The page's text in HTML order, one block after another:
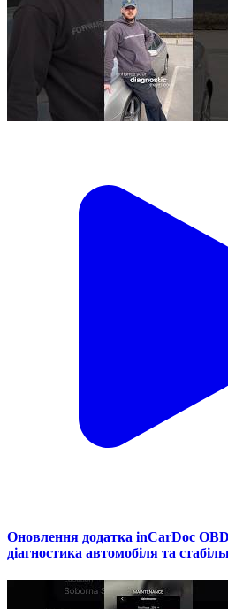
Оновлення додатка inCarDoc
діагностика автомобіля та